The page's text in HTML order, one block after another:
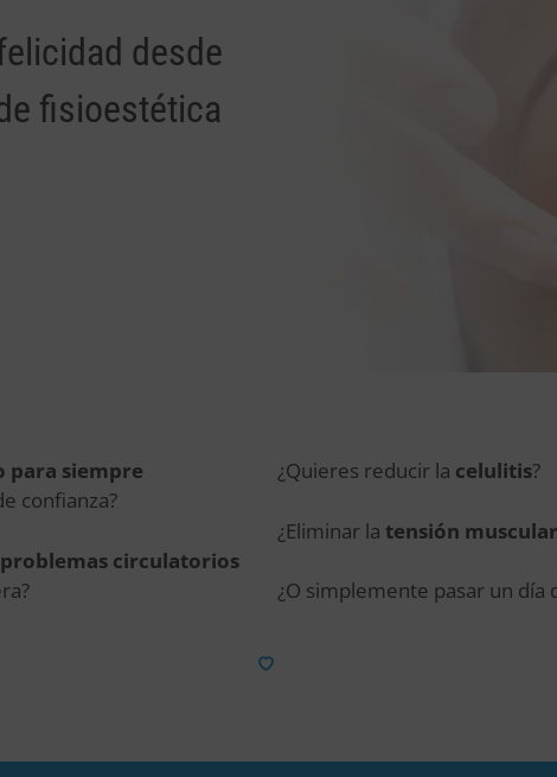
desde
fisioestética
para siempre
confianza?
problemas circulatorios
¿Quieres reducir la celulitis?
¿Eliminar la tensión muscular
¿O simplemente pasar un día